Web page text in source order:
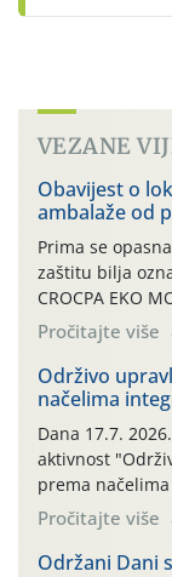
VEZANE
Obavijest o
ambalaže od
Prima se
zaštitu bilja
CROCPA EKO
ambalaža
bilja (npr.
prihvaća.
prazne
AGRONOM,
Pročitajte više
Održivo
načelima
Dana 17.7.
aktivnost
prema
na pokusnom
parcela ID
Pročitajte više
Održani Dani